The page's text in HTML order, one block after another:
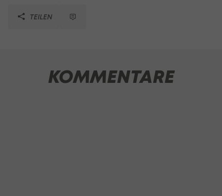
TEILEN
KOMMENTARE